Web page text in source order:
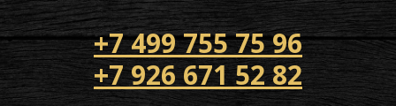
+7 499 755 75 96
+7 926 671 52 82